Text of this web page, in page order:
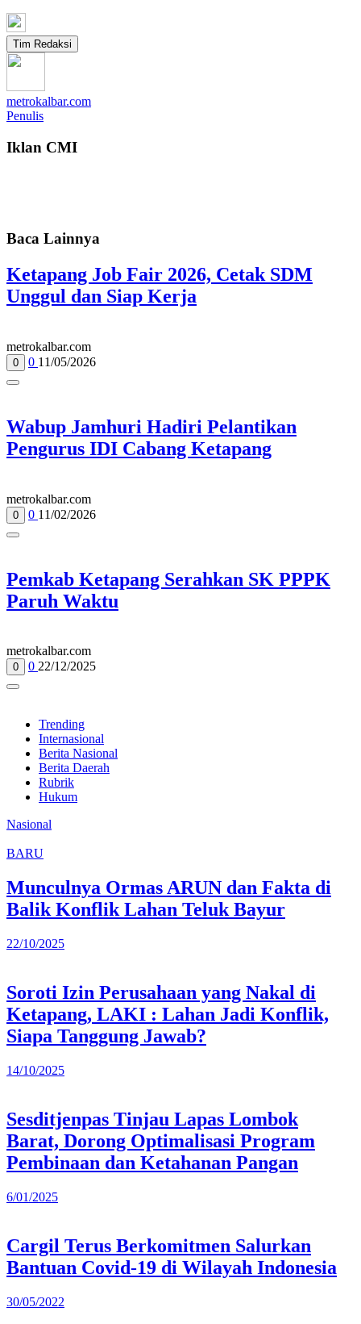
Tim Redaksi
metrokalbar.com
Penulis
Iklan CMI
Baca Lainnya
Ketapang Job Fair 2026, Cetak SDM
Unggul dan Siap Kerja
metrokalbar.com
0 0 11/05/2026
Wabup Jamhuri Hadiri Pelantikan
Pengurus IDI Cabang Ketapang
metrokalbar.com
0 0 11/02/2026
Pemkab Ketapang Serahkan SK PPPK
Paruh Waktu
metrokalbar.com
0 0 22/12/2025
Trending
Internasional
Berita Nasional
Berita Daerah
Rubrik
Hukum
Nasional
BARU
Munculnya Ormas ARUN dan Fakta di
Balik Konflik Lahan Teluk Bayur
22/10/2025
Soroti Izin Perusahaan yang Nakal di
Ketapang, LAKI : Lahan Jadi Konflik,
Siapa Tanggung Jawab?
14/10/2025
Sesditjenpas Tinjau Lapas Lombok
Barat, Dorong Optimalisasi Program
Pembinaan dan Ketahanan Pangan
6/01/2025
Cargil Terus Berkomitmen Salurkan
Bantuan Covid-19 di Wilayah Indonesia
30/05/2022